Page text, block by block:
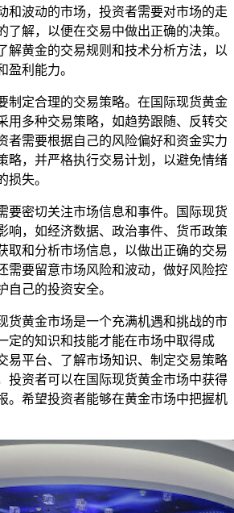
和波动的市场，投资者需要对市场的走
了解，以便在交易中做出正确的决策。
解黄金的交易规则和技术分析方法，以
盈利能力。
制定合理的交易策略。在国际现货黄金
用多种交易策略，如趋势跟随、反转交
者需要根据自己的风险偏好和资金实力
略，并严格执行交易计划，以避免情绪
损失。
要密切关注市场信息和事件。国际现货
响，如经济数据、政治事件、货币政策
取和分析市场信息，以做出正确的交易
需要留意市场风险和波动，做好风险控
自己的投资安全。
货黄金市场是一个充满机遇和挑战的市
定的知识和技能才能在市场中取得成
易平台、了解市场知识、制定交易策略
投资者可以在国际现货黄金市场中获得
。希望投资者能够在黄金市场中把握机